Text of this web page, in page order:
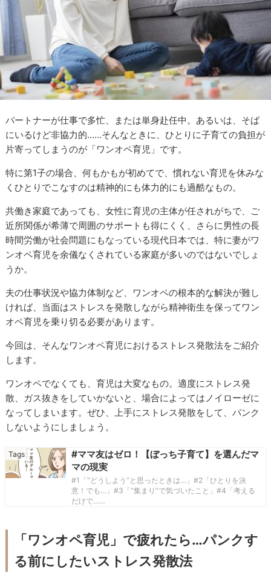
パートナーが仕事で多忙、または単身赴任中。あるいは、そば
にいるけど非協力的……そんなときに、ひとりに子育ての負担が
片寄ってしまうのが「ワンオペ育児」です。
特に第1子の場合、何もかもが初めてで、慣れない育児を休みな
くひとりでこなすのは精神的にも体力的にも過酷なもの。
共働き家庭であっても、女性に育児の主体が任されがちで、ご
近所関係が希薄で周囲のサポートも得にくく、さらに男性の長
時間労働が社会問題にもなっている現代日本では、特に妻がワ
ンオペ育児を余儀なくされている家庭が多いのではないでしょ
うか。
夫の仕事状況や協力体制など、ワンオペの根本的な解決が難し
ければ、当面はストレスを発散しながら精神衛生を保ってワン
オペ育児を乗り切る必要があります。
今回は、そんなワンオペ育児におけるストレス発散法をご紹介
します。
ワンオペでなくても、育児は大変なもの。適度にストレス発
散、ガス抜きをしていかないと、場合によってはノイローゼに
なってしまいます。ぜひ、上手にストレス発散をして、パンク
しないようにしましょう。
#ママ友はゼロ！【ぼっち子育て】を選んだマ
マの現実
#1「“どうしよう”と思ったときは…」#2「ひとりを決
意！でも…」#3「“集まり”で気づいたこと」#4「考える
だけで……
「ワンオペ育児」で疲れたら…パンクす
る前にしたいストレス発散法